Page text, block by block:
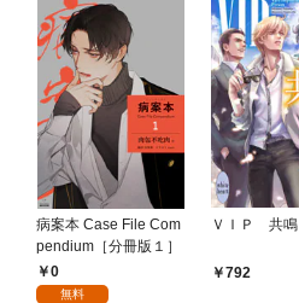
病案本 Case File Com
pendium［分冊版１］
0
無料
ＶＩＰ 共鳴
792